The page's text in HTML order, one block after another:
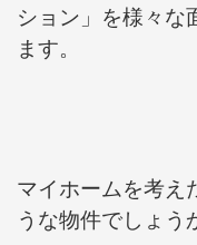
ション」を様々な
ます。
マイホームを考え
うな物件でしょう